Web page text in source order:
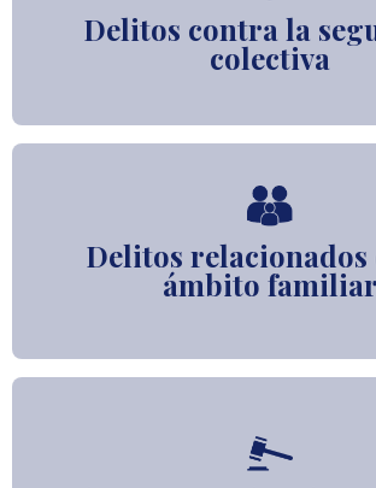
Delitos contra la
colectiva
Delitos relacionados
ámbito familiar